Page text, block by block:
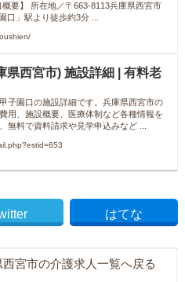
要】 所在地／〒663-8113兵庫県西宮市
口」駅より徒歩約3分 ...
県西宮市) 施設詳細 | 有料老
子園口の施設詳細です。兵庫県西宮市の
用、施設概要、医療体制など各種情報を
無料で資料請求や見学申込みなど ...
はてな
西宮市の介護求人一覧へ戻る